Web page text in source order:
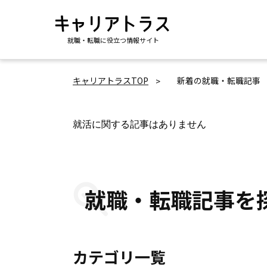
就職・転職に役立つ情報サイト
キャリアトラスTOP 新着の就職・転職記事
就活に関する記事はありません
就職・転職記事を
カテゴリ一覧